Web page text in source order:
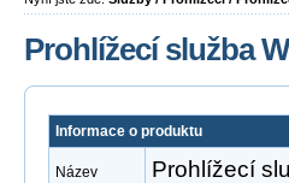
Prohlížecí služba
Informace o produktu
Název Prohlížecí